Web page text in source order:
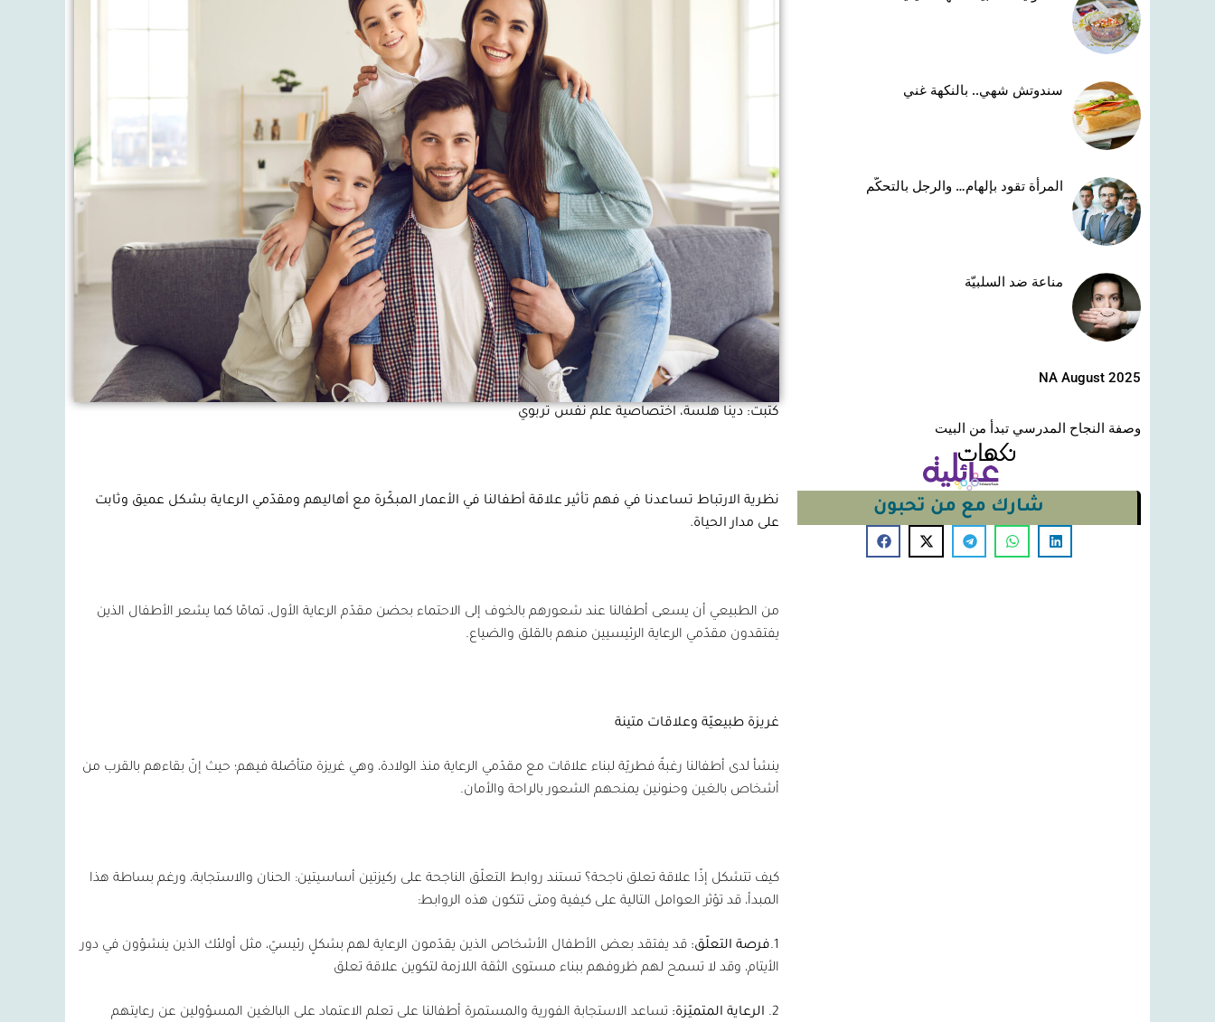
سندوتش شهي.. بالنكهة غني
المرأة تقود بإلهام… والرجل بالتحكّم
مناعة ضد السلبيّة
NA August 2025
وصفة النجاح المدرسي تبدأ من البيت
شارك مع من تحبون
كتبت: دينا هلسة، اختصاصية علم نفس تربوي
نظرية الارتباط تساعدنا في فهم تأثير علاقة أطفالنا في الأعمار المبكّرة مع أهاليهم ومقدّمي الرعاية بشكل عميق وثابت
على مدار الحياة.
من الطبيعي أن يسعى أطفالنا عند شعورهم بالخوف إلى الاحتماء بحضن مقدّم الرعاية الأول، تمامًا كما يشعر الأطفال الذين
يفتقدون مقدّمي الرعاية الرئيسيين منهم بالقلق والضياع.
غريزة طبيعيّة وعلاقات متينة
ينشأ لدى أطفالنا رغبةٌ فطريّة لبناء علاقات مع مقدّمي الرعاية منذ الولادة، وهي غريزة متأصّلة فيهم؛ حيث إنّ بقاءهم بالقرب من
أشخاص بالغين وحنونين يمنحهم الشعور بالراحة والأمان.
كيف تتشكل إذًا علاقة تعلق ناجحة؟ تستند روابط التعلّق الناجحة على ركيزتين أساسيتين: الحنان والاستجابة، ورغم بساطة هذا
المبدأ، قد تؤثر العوامل التالية على كيفية ومتى تتكون هذه الروابط:
1. فرصة التعلّق: قد يفتقد بعض الأطفال الأشخاص الذين يقدّمون الرعاية لهم بشكلٍ رئيسيّ، مثل أولئك الذين ينشؤون في دور
الأيتام، وقد لا تسمح لهم ظروفهم ببناء مستوى الثقة اللازمة لتكوين علاقة تعلق
2. الرعاية المتميّزة: تساعد الاستجابة الفورية والمستمرة أطفالنا على تعلم الاعتماد على البالغين المسؤولين عن رعايتهم